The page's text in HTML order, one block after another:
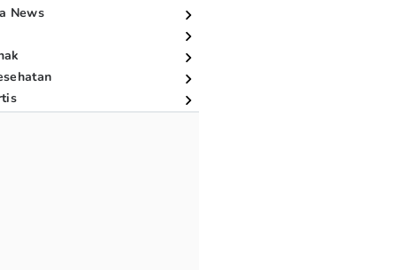
News